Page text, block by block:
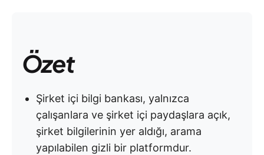
Özet
Şirket içi bilgi bankası, yalnızca
çalışanlara ve şirket içi paydaşlara açık,
şirket bilgilerinin yer aldığı, arama
yapılabilen gizli bir platformdur.